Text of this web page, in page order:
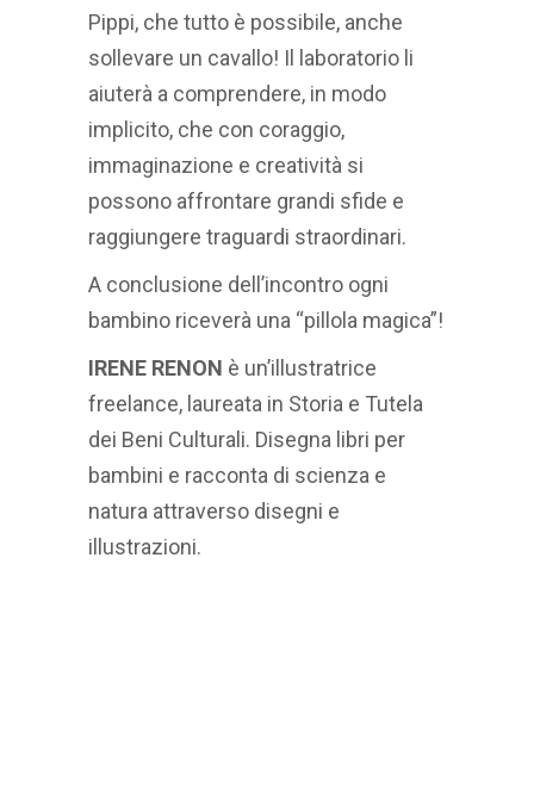
Pippi, che tutto è possibile, anche
sollevare un cavallo! Il laboratorio li
aiuterà a comprendere, in modo
implicito, che con coraggio,
immaginazione e creatività si
possono affrontare grandi sfide e
raggiungere traguardi straordinari.
A conclusione dell’incontro ogni
bambino riceverà una “pillola magica”!
IRENE RENON è un’illustratrice
freelance, laureata in Storia e Tutela
dei Beni Culturali. Disegna libri per
bambini e racconta di scienza e
natura attraverso disegni e
illustrazioni.